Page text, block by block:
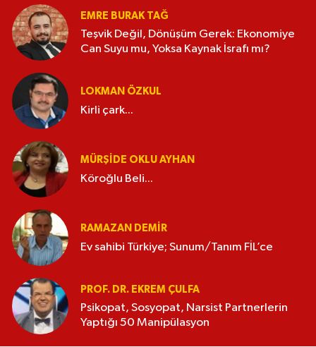
EMRE BURAK TAĞ
Teşvik Değil, Dönüşüm Gerek: Ekonomiye
Can Suyu mu, Yoksa Kaynak İsrafı mı?
LOKMAN ÖZKUL
Kirli çark...
MÜRŞIDE OKLU AYHAN
Köroğlu Beli...
RAMAZAN DEMİR
Ev sahibi Türkiye; Sunum/Tanım FİL’ce
PROF. DR. EKREM ÇULFA
Psikopat, Sosyopat, Narsist Partnerlerin
Yaptığı 50 Manipülasyon